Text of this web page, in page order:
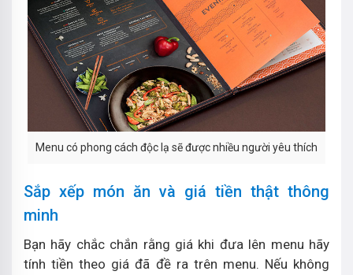
Menu có phong cách độc lạ sẽ được nhiều người yêu thích
Sắp xếp món ăn và giá tiền thật thông
minh
Bạn hãy chắc chắn rằng giá khi đưa lên menu hãy
tính tiền theo giá đã đề ra trên menu. Nếu không